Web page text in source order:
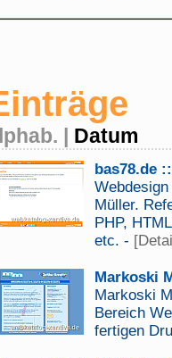
| Datum
bas78.de
Müller.
PHP,
etc. -
Markoski
Markoski
Bereich
fertigen